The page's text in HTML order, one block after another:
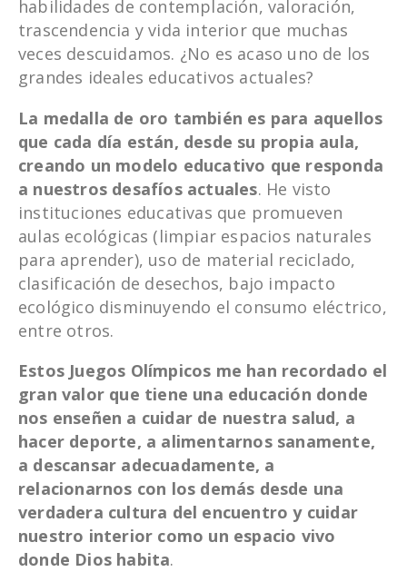
habilidades de contemplación, valoración,
trascendencia y vida interior que muchas
veces descuidamos. ¿No es acaso uno de los
grandes ideales educativos actuales?
La medalla de oro también es para aquellos
que cada día están, desde su propia aula,
creando un modelo educativo que responda
a nuestros desafíos actuales. He visto
instituciones educativas que promueven
aulas ecológicas (limpiar espacios naturales
para aprender), uso de material reciclado,
clasificación de desechos, bajo impacto
ecológico disminuyendo el consumo eléctrico,
entre otros.
Estos Juegos Olímpicos me han recordado el
gran valor que tiene una educación donde
nos enseñen a cuidar de nuestra salud, a
hacer deporte, a alimentarnos sanamente,
a descansar adecuadamente, a
relacionarnos con los demás desde una
verdadera cultura del encuentro y cuidar
nuestro interior como un espacio vivo
donde Dios habita.